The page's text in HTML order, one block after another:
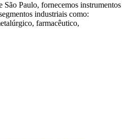
São Paulo, fornecemos instrumentos
industriais como:
farmacêutico,